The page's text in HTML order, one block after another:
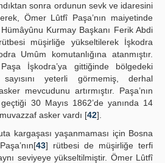
sonra ordunun sevk ve idaresini
Ömer Lûtfî Paşa’nın maiyetinde
Kurmay Başkanı Ferik Abdi
müşirliğe yükseltilerek İşkodra
Umûm komutanlığına atanmıştır.
İşkodra’ya gittiğinde bölgedeki
yeterli görmemiş, derhal
mevcudunu artırmıştır. Paşa’nın
30 Mayıs 1862’de yanında 14
asker vardı [42].
kargaşası yaşanmaması için Bosna
43] rütbesi de müşirliğe terfi
seviyeye yükseltilmiştir. Ömer Lûtfî